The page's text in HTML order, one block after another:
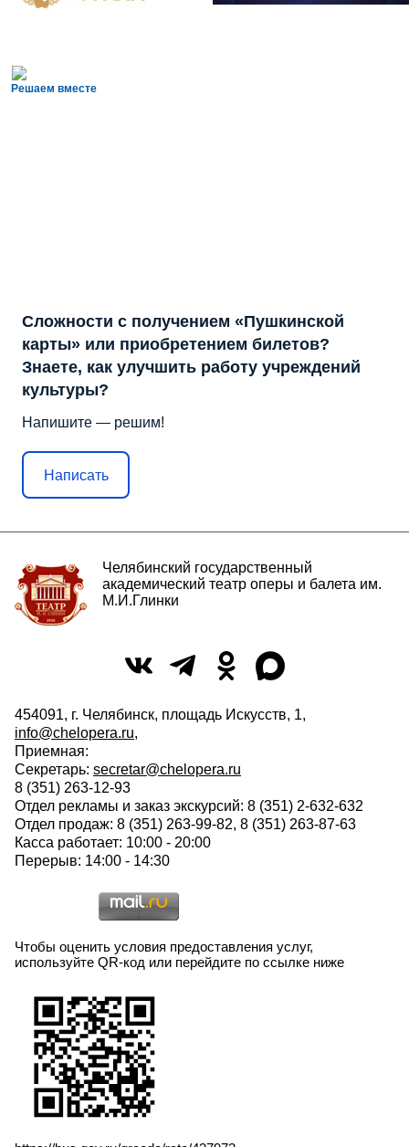
Решаем вместе
Сложности с получением «Пушкинской
карты» или приобретением билетов?
Знаете, как улучшить работу учреждений
культуры?
Напишите — решим!
Написать
Челябинский государственный
академический театр оперы и балета им.
М.И.Глинки
454091, г. Челябинск, площадь Искусств, 1,
info@chelopera.ru,
Приемная:
Секретарь: secretar@chelopera.ru
8 (351) 263-12-93
Отдел рекламы и заказ экскурсий: 8 (351) 2-632-632
Отдел продаж: 8 (351) 263-99-82, 8 (351) 263-87-63
Касса работает: 10:00 - 20:00
Перерыв: 14:00 - 14:30
Чтобы оценить условия предоставления услуг,
используйте QR-код или перейдите по ссылке ниже